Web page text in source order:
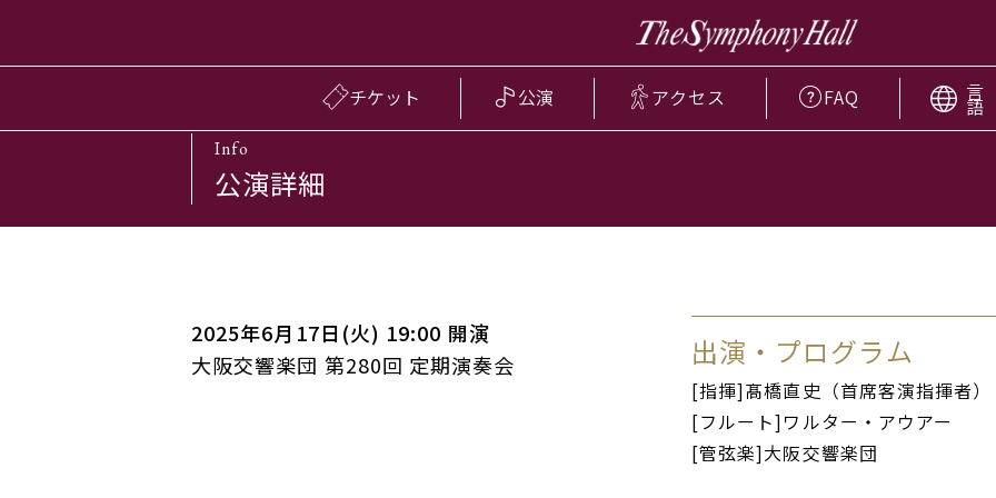
チケット 公演 アクセス FAQ 言
語
Info
公演詳細
2025年6月17日(火) 19:00 開演
大阪交響楽団 第280回 定期演奏会
出演・プログラム
[指揮]髙橋直史（首席客演指揮者）
[フルート]ワルター・アウアー
[管弦楽]大阪交響楽団